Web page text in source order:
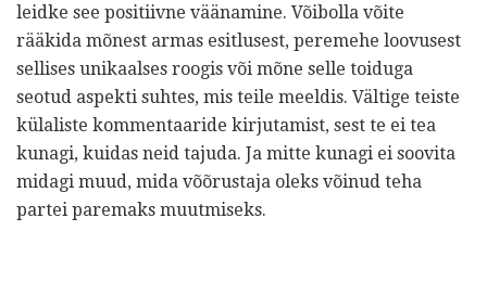
leidke see positiivne väänamine. Võibolla võite
rääkida mõnest armas esitlusest, peremehe loovusest
sellises unikaalses roogis või mõne selle toiduga
seotud aspekti suhtes, mis teile meeldis. Vältige teiste
külaliste kommentaaride kirjutamist, sest te ei tea
kunagi, kuidas neid tajuda. Ja mitte kunagi ei soovita
midagi muud, mida võõrustaja oleks võinud teha
partei paremaks muutmiseks.